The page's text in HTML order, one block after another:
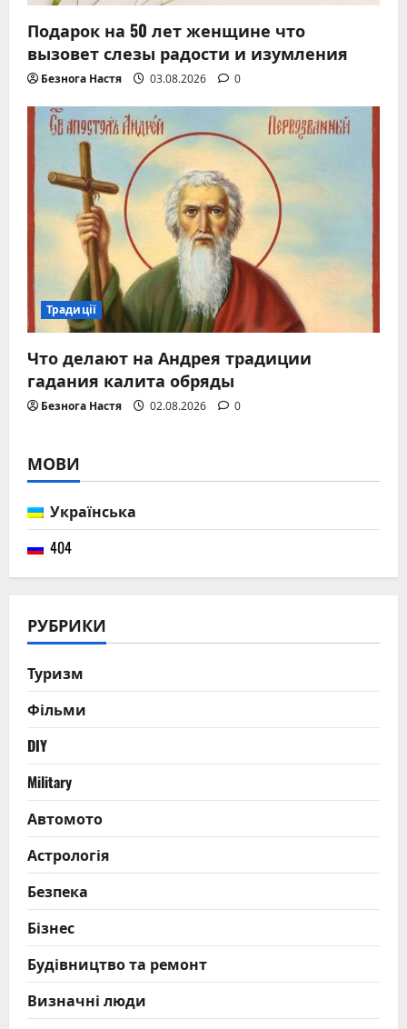
Подарок на 50 лет женщине что
вызовет слезы радости и изумления
Безнога Настя 03.08.2026 0
Традиції
Что делают на Андрея традиции
гадания калита обряды
Безнога Настя 02.08.2026 0
МОВИ
Українська
404
РУБРИКИ
Туризм
Фільми
DIY
Military
Автомото
Астрологія
Безпека
Бізнес
Будівництво та ремонт
Визначні люди